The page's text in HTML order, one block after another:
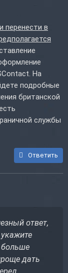
в
На
подробные
британской
службы
Ответить
ответ,
дать